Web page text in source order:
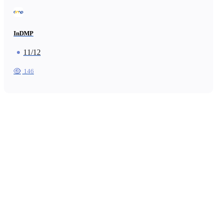
InDMP
11/12
146